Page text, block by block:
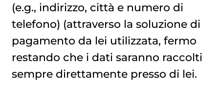
(e.g., indirizzo, città e numero di
telefono) (attraverso la soluzione di
pagamento da lei utilizzata, fermo
restando che i dati saranno raccolti
sempre direttamente presso di lei.